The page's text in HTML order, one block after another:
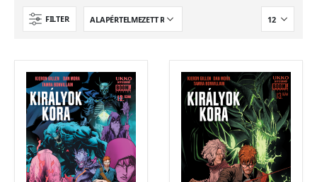
FILTER